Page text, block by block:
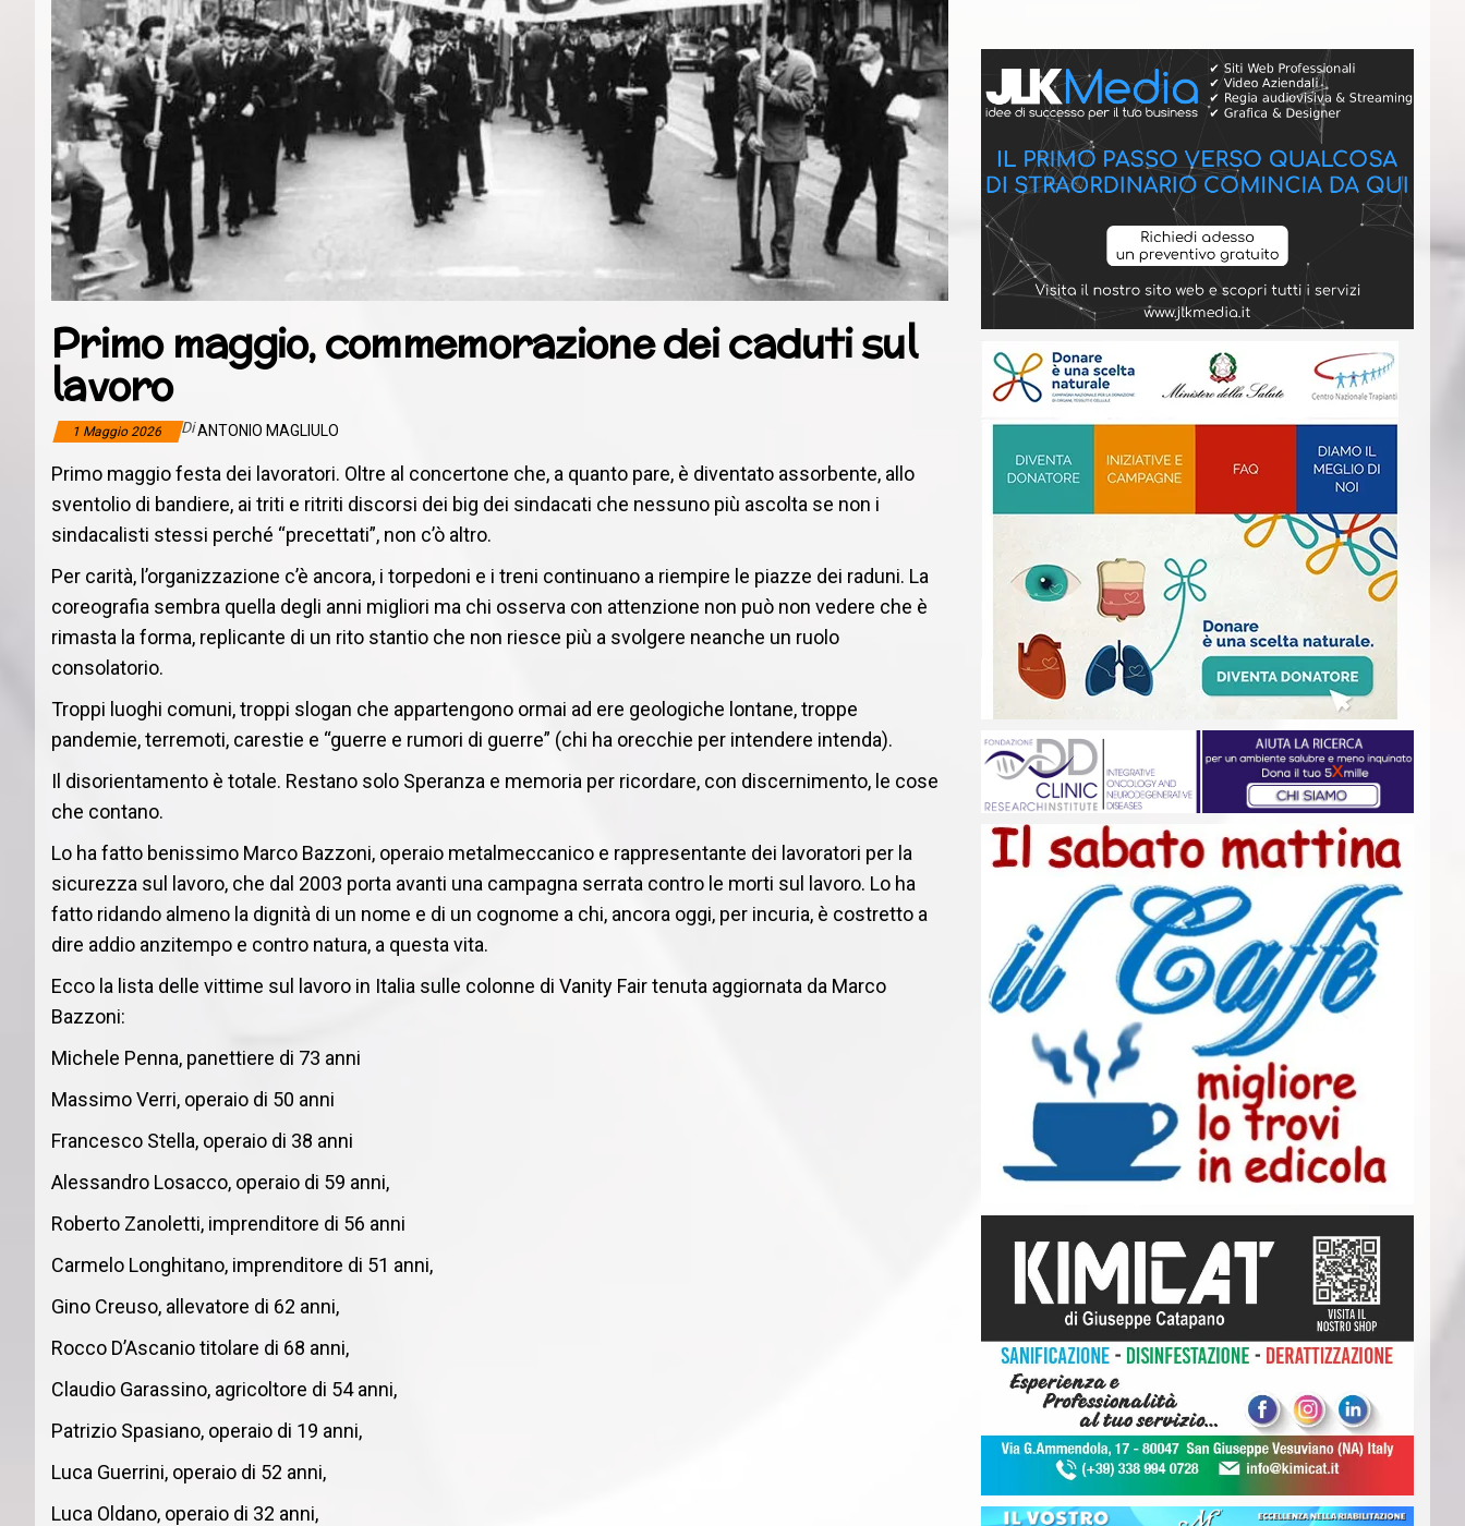
Primo maggio, commemorazione dei caduti sul
lavoro
1 Maggio 2026 DiANTONIO MAGLIULO
Primo maggio festa dei lavoratori. Oltre al concertone che, a quanto pare, è diventato assorbente, allo
sventolio di bandiere, ai triti e ritriti discorsi dei big dei sindacati che nessuno più ascolta se non i
sindacalisti stessi perché “precettati”, non c’ò altro.
Per carità, l’organizzazione c’è ancora, i torpedoni e i treni continuano a riempire le piazze dei raduni. La
coreografia sembra quella degli anni migliori ma chi osserva con attenzione non può non vedere che è
rimasta la forma, replicante di un rito stantio che non riesce più a svolgere neanche un ruolo
consolatorio.
Troppi luoghi comuni, troppi slogan che appartengono ormai ad ere geologiche lontane, troppe
pandemie, terremoti, carestie e “guerre e rumori di guerre” (chi ha orecchie per intendere intenda).
Il disorientamento è totale. Restano solo Speranza e memoria per ricordare, con discernimento, le cose
che contano.
Lo ha fatto benissimo Marco Bazzoni, operaio metalmeccanico e rappresentante dei lavoratori per la
sicurezza sul lavoro, che dal 2003 porta avanti una campagna serrata contro le morti sul lavoro. Lo ha
fatto ridando almeno la dignità di un nome e di un cognome a chi, ancora oggi, per incuria, è costretto a
dire addio anzitempo e contro natura, a questa vita.
Ecco la lista delle vittime sul lavoro in Italia sulle colonne di Vanity Fair tenuta aggiornata da Marco
Bazzoni:
Michele Penna, panettiere di 73 anni
Massimo Verri, operaio di 50 anni
Francesco Stella, operaio di 38 anni
Alessandro Losacco, operaio di 59 anni,
Roberto Zanoletti, imprenditore di 56 anni
Carmelo Longhitano, imprenditore di 51 anni,
Gino Creuso, allevatore di 62 anni,
Rocco D’Ascanio titolare di 68 anni,
Claudio Garassino, agricoltore di 54 anni,
Patrizio Spasiano, operaio di 19 anni,
Luca Guerrini, operaio di 52 anni,
Luca Oldano, operaio di 32 anni,